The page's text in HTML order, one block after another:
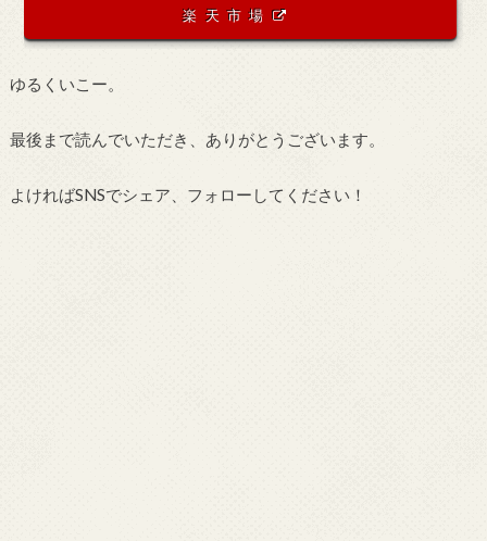
楽天市場
ゆるくいこー。
最後まで読んでいただき、ありがとうございます。
よければSNSでシェア、フォローしてください！